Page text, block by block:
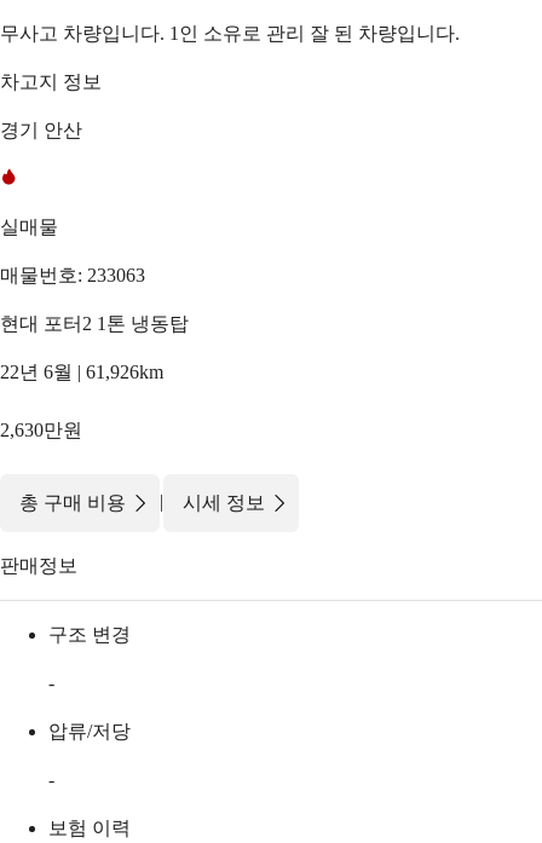
무사고 차량입니다. 1인 소유로 관리 잘 된 차량입니다.
차고지 정보
경기 안산
실매물
매물번호: 233063
현대 포터2 1톤 냉동탑
22년 6월 | 61,926km
2,630만원
총 구매 비용 | 시세 정보
판매정보
구조 변경
-
압류/저당
-
보험 이력